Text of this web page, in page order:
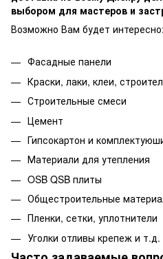
выбором для мастеров и
Возможно Вам будет интересно:
Фасадные панели
Краски, лаки, клеи,
Строительные смеси
Цемент
Гипсокартон и
Материали для утепления
OSB QSB плиты
Общестроительные
Пленки, сетки, уплотнители
Уголки отливы крепеж и т.д.